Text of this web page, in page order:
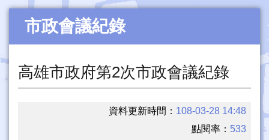
市政會議紀錄
高雄市政府第2次市政會議紀錄
資料更新時間： 108-03-28 14:48
點閱率： 533